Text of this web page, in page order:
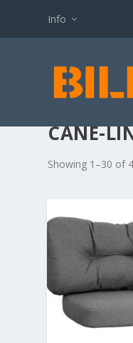
Info
CANE-
Showing 1–30 of